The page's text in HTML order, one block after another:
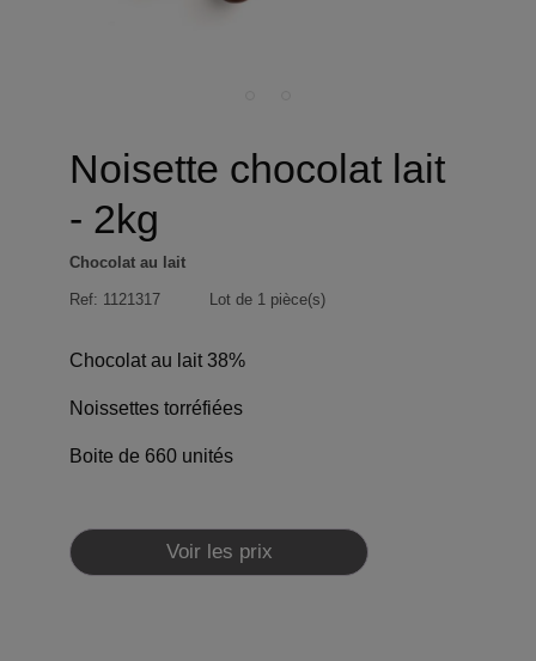
Noisette chocolat lait
- 2kg
Chocolat au lait
Ref: 1121317 Lot de 1 pièce(s)
Chocolat au lait 38%
Noissettes torréfiées
Boite de 660 unités
Voir les prix